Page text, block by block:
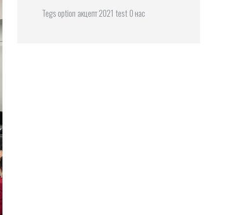
Tegs option акцепт 2021 test О нас